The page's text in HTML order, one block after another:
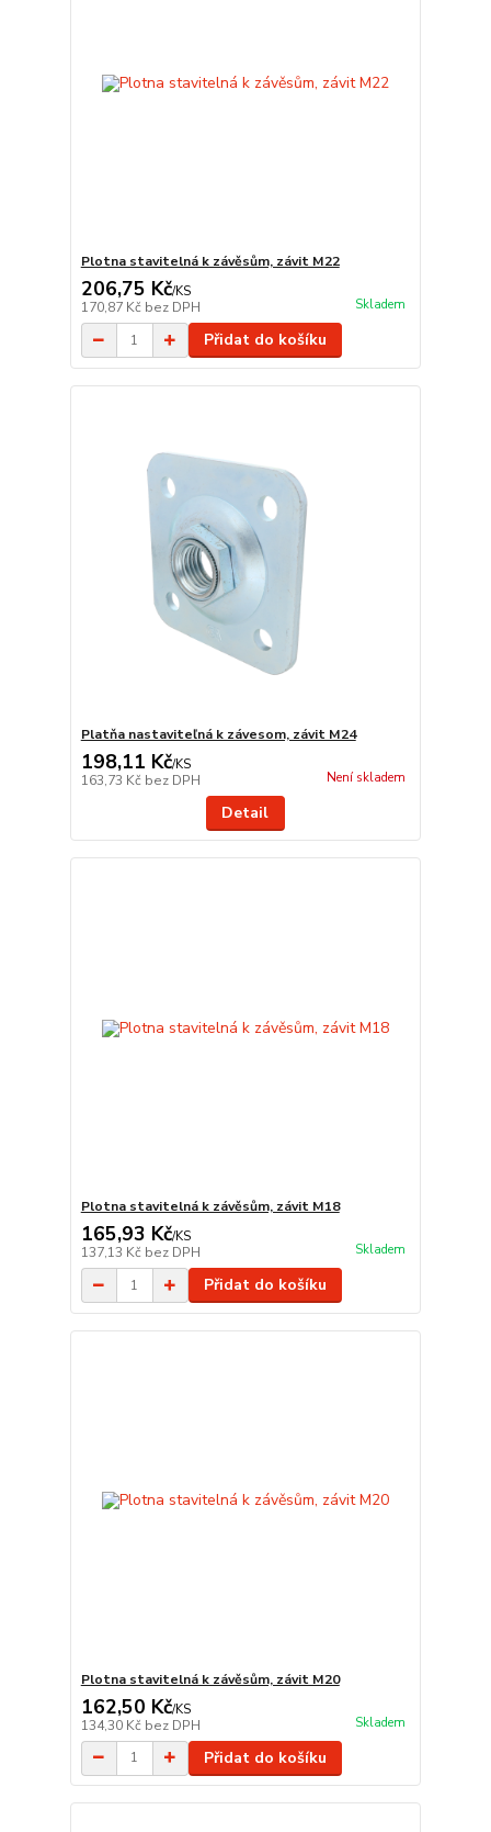
Plotna stavitelná k závěsům, závit M22
206,75 Kč/KS
170,87 Kč bez DPH Skladem
Přidat do košíku
Platňa nastaviteľná k závesom, závit M24
198,11 Kč/KS
163,73 Kč bez DPH Není skladem
Detail
Plotna stavitelná k závěsům, závit M18
165,93 Kč/KS
137,13 Kč bez DPH Skladem
Přidat do košíku
Plotna stavitelná k závěsům, závit M20
162,50 Kč/KS
134,30 Kč bez DPH Skladem
Přidat do košíku